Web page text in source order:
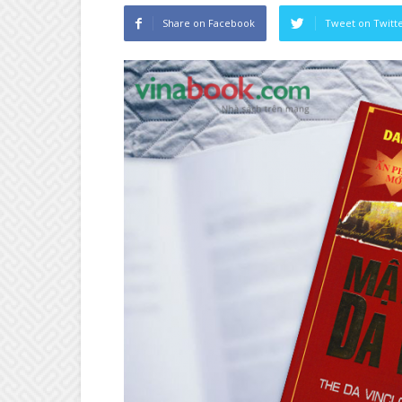
Share on Facebook Tweet on